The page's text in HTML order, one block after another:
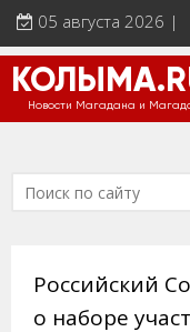
05 августа 2026 |
Новости Магадана и
Российский
о наборе